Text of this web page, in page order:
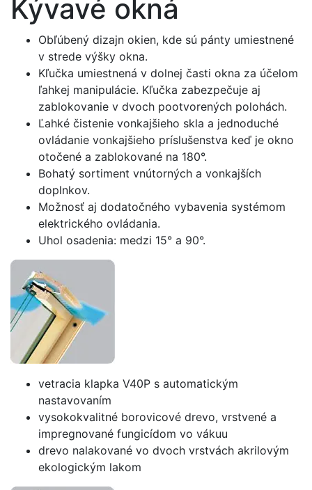
Kývavé okná
Obľúbený dizajn okien, kde sú pánty umiestnené
v strede výšky okna.
Kľučka umiestnená v dolnej časti okna za účelom
ľahkej manipulácie. Kľučka zabezpečuje aj
zablokovanie v dvoch pootvorených polohách.
Ľahké čistenie vonkajšieho skla a jednoduché
ovládanie vonkajšieho príslušenstva keď je okno
otočené a zablokované na 180°.
Bohatý sortiment vnútorných a vonkajších
doplnkov.
Možnosť aj dodatočného vybavenia systémom
elektrického ovládania.
Uhol osadenia: medzi 15° a 90°.
vetracia klapka V40P s automatickým
nastavovaním
vysokokvalitné borovicové drevo, vrstvené a
impregnované fungicídom vo vákuu
drevo nalakované vo dvoch vrstvách akrilovým
ekologickým lakom